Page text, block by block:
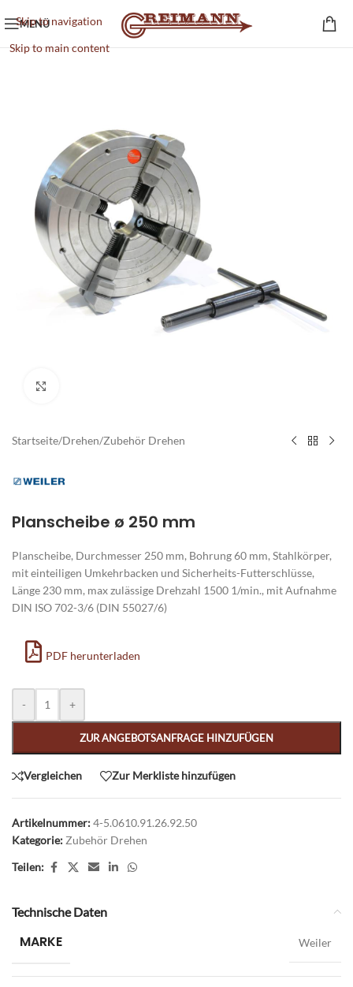
Skip to navigation
Skip to main content
MENÜ
Startseite/Drehen/Zubehör Drehen
Planscheibe ø 250 mm
Planscheibe, Durchmesser 250 mm, Bohrung 60 mm, Stahlkörper,
mit einteiligen Umkehrbacken und Sicherheits-Futterschlüsse,
Länge 230 mm, max zulässige Drehzahl 1500 1/min., mit Aufnahme
DIN ISO 702-3/6 (DIN 55027/6)
PDF herunterladen
- +
ZUR ANGEBOTSANFRAGE HINZUFÜGEN
Vergleichen Zur Merkliste hinzufügen
Artikelnummer:4-5.0610.91.26.92.50
Kategorie: Zubehör Drehen
Teilen:
Technische Daten
MARKE Weiler